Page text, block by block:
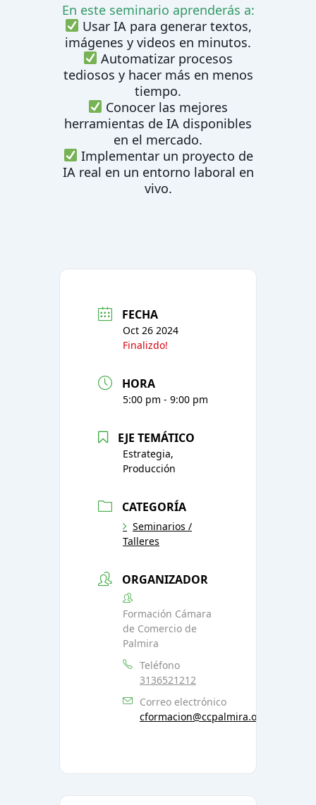
En este seminario aprenderás a:
Usar IA para generar textos,
imágenes y videos en minutos.
Automatizar procesos
tediosos y hacer más en menos
tiempo.
Conocer las mejores
herramientas de IA disponibles
en el mercado.
Implementar un proyecto de
IA real en un entorno laboral en
vivo.
FECHA
Oct 26 2024
Finalizdo!
HORA
5:00 pm - 9:00 pm
EJE TEMÁTICO
Estrategia,
Producción
CATEGORÍA
Seminarios /
Talleres
ORGANIZADOR
Formación Cámara
de Comercio de
Palmira
Teléfono
3136521212
Correo electrónico
cformacion@ccpalmira.org.co